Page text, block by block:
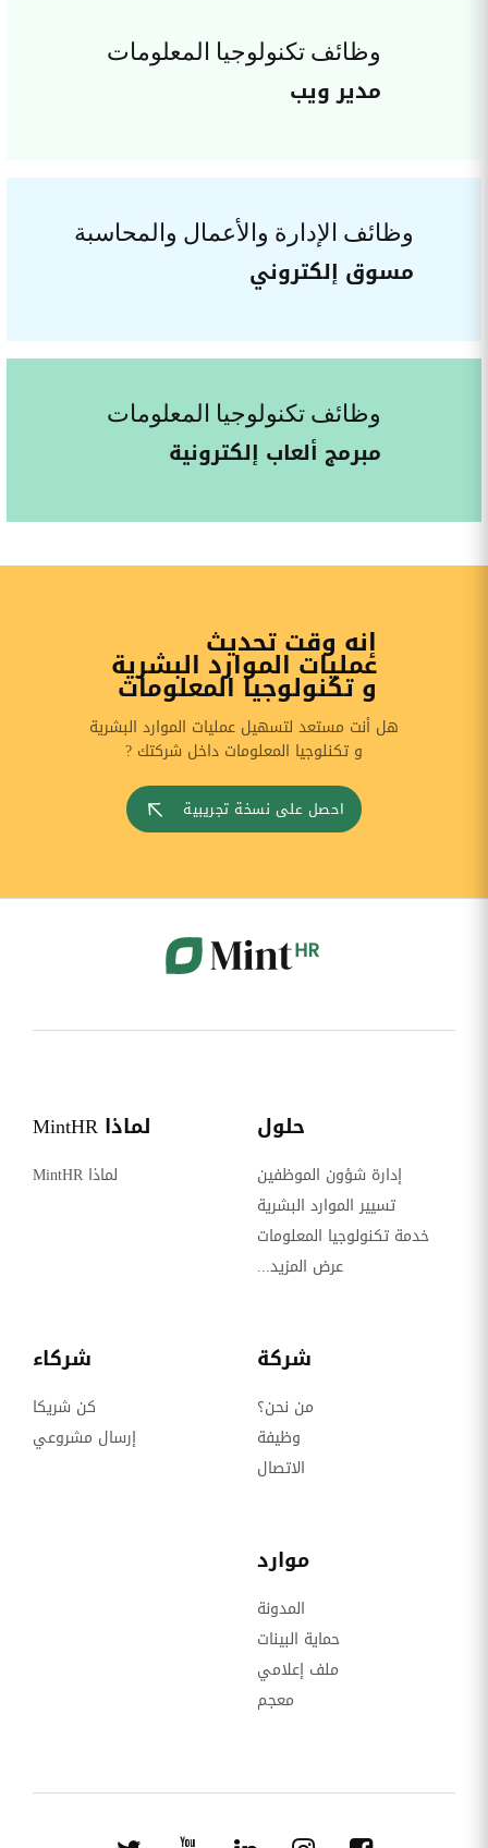
وظائف تكنولوجيا المعلومات
مدير ويب
وظائف الإدارة والأعمال والمحاسبة
مسوق إلكتروني
وظائف تكنولوجيا المعلومات
مبرمج ألعاب إلكترونية
إنه وقت تحديث
عمليات الموارد البشرية
و تكنولوجيا المعلومات
هل أنت مستعد لتسهيل عمليات الموارد البشرية
و تكنلوجيا المعلومات داخل شركتك ?
احصل على نسخة تجريبية
حلول
إدارة شؤون الموظفين
تسيير الموارد البشرية
خدمة تكنولوجيا المعلومات
عرض المزيد...
لماذا MintHR
لماذا MintHR
شركة
من نحن؟
وظيفة
الاتصال
شركاء
كن شريكا
إرسال مشروعي
موارد
المدونة
حماية البينات
ملف إعلامي
معجم